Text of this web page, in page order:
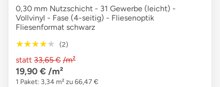
0,30 mm Nutzschicht - 31 Gewerbe (leicht) -
Vollvinyl - Fase (4-seitig) - Fliesenoptik
Fliesenformat schwarz
★★★★★
★★★★★ (2)
statt 33,65 € /m²
19,90 € /m²
1 Paket: 3,34 m² zu 66,47 €